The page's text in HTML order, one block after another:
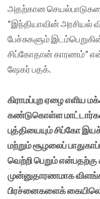
அதற்கான
“இந்தியாவின் அரசியல்
பேச்சுகளும்
சிப்கோதான் காரணம்”
ஷேகர் பதக்.
கிராமப்புற ஏழை எளிய
கண்டுகொள்ள
புத்தியையும் சிப்கோ
மற்றும் சூழலைப்
வெற்றி பெறும்
முன்னுதாரணமாக
பிரச்னைகளைக்